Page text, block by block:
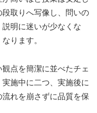
取りへ写像し、問いの
明に迷いが少なくな
ります。
点を簡潔に並べたチェ
施中に二つ、実施後に
れを崩さずに品質を保